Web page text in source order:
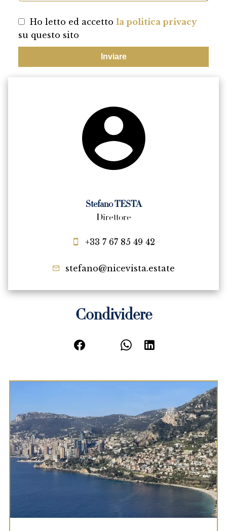
Ho letto ed accetto la politica privacy
su questo sito
Inviare
Stefano TESTA
Direttore
+33 7 67 85 49 42
stefano@nicevista.estate
Condividere